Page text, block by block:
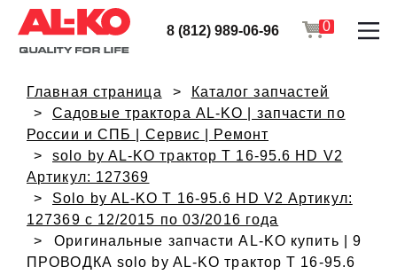
8 (812) 989-06-96 0
Главная страница
Каталог запчастей
Садовые трактора AL-KO | запчасти по
России и СПБ | Сервис | Ремонт
solo by AL-KO трактор T 16-95.6 HD V2
Артикул: 127369
Solo by AL-KO T 16-95.6 HD V2 Артикул:
127369 с 12/2015 по 03/2016 года
Оригинальные запчасти AL-KO купить | 9
ПРОВОДКА solo by AL-KO трактор T 16-95.6